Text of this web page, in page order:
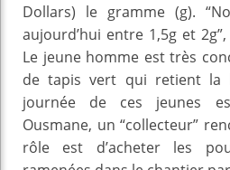
Dollars) le gramme (g).
aujourd’hui entre 1,5g et
Le jeune homme est très
de tapis vert qui retient la
journée de ces jeunes
Ousmane, un “collecteur”
rôle est d’acheter les